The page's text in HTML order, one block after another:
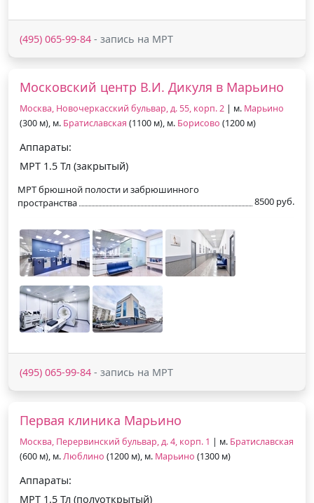
(495) 065-99-84 - запись на МРТ
Московский центр В.И. Дикуля в Марьино
Москва, Новочеркасский бульвар, д. 55, корп. 2 | м. Марьино
(300 м), м. Братиславская (1100 м), м. Борисово (1200 м)
Аппараты:
МРТ 1.5 Тл (закрытый)
МРТ брюшной полости и забрюшинного
пространства
8500 руб.
(495) 065-99-84 - запись на МРТ
Первая клиника Марьино
Москва, Перервинский бульвар, д. 4, корп. 1 | м. Братиславская
(600 м), м.Люблино (1200 м), м. Марьино (1300 м)
Аппараты:
МРТ 1.5 Тл (полуоткрытый)